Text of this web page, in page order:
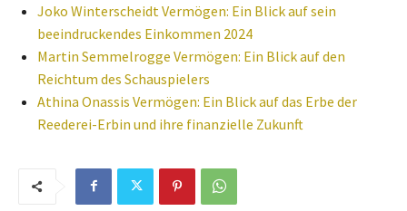
Joko Winterscheidt Vermögen: Ein Blick auf sein
beeindruckendes Einkommen 2024
Martin Semmelrogge Vermögen: Ein Blick auf den
Reichtum des Schauspielers
Athina Onassis Vermögen: Ein Blick auf das Erbe der
Reederei-Erbin und ihre finanzielle Zukunft